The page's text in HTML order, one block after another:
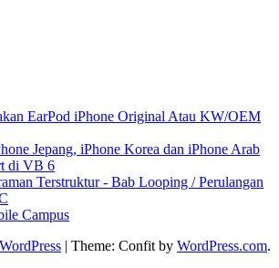
EarPod iPhone Original Atau KW/OEM
Jepang, iPhone Korea dan iPhone Arab
di VB 6
Terstruktur - Bab Looping / Perulangan
Campus
| Theme: Confit by WordPress.com.